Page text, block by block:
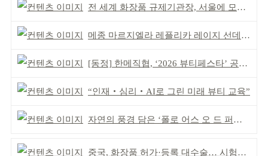
전 세계 화장품 규제기관장, 서울에 모인다
메종 마르지엘라 레플리카 레이지 선데이 모닝 디퓨저
[동정] 한메직협, ‘2026 뷰티페스타’ 공동 주최
“인재‧심리‧AI로 그린 미래 뷰티 교육”
자연의 풍경 담은 ‘폴로 어스 오 드 퍼퓸’ 4종 출시
중국, 화장품 허가·등록 대수술… 시험자료 공용 허용